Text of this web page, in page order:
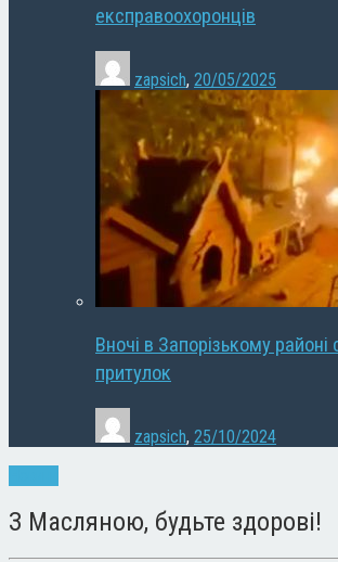
експравоохоронців
zapsich, 20/05/2025
Вночі в Запорізькому районі
притулок
zapsich, 25/10/2024
З Масляною, будьте здорові!